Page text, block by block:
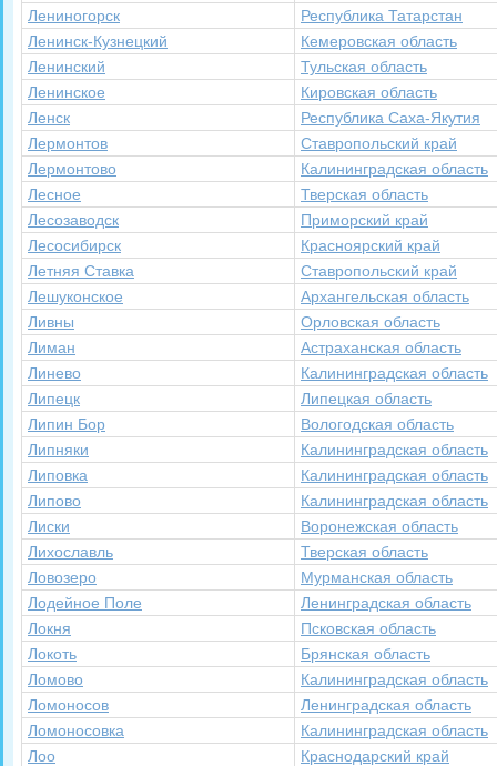
Лениногорск
Республика Татарстан
Ленинск-Кузнецкий
Кемеровская область
Ленинский
Тульская область
Ленинское
Кировская область
Ленск
Республика Саха-Якутия
Лермонтов
Ставропольский край
Лермонтово
Калининградская область
Лесное
Тверская область
Лесозаводск
Приморский край
Лесосибирск
Красноярский край
Летняя Ставка
Ставропольский край
Лешуконское
Архангельская область
Ливны
Орловская область
Лиман
Астраханская область
Линево
Калининградская область
Липецк
Липецкая область
Липин Бор
Вологодская область
Липняки
Калининградская область
Липовка
Калининградская область
Липово
Калининградская область
Лиски
Воронежская область
Лихославль
Тверская область
Ловозеро
Мурманская область
Лодейное Поле
Ленинградская область
Локня
Псковская область
Локоть
Брянская область
Ломово
Калининградская область
Ломоносов
Ленинградская область
Ломоносовка
Калининградская область
Лоо
Краснодарский край